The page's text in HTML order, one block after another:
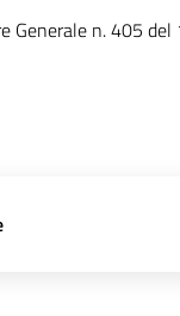
Generale n. 405